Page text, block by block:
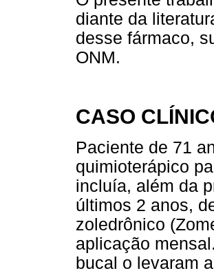
diante da
desse fármaco,
ONM.
CASO
Paciente de 71
quimioterápico
incluía, além da
últimos 2 anos,
zoledrônico
aplicação
bucal o levaram